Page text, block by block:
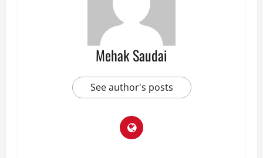
Mehak Saudai
See author's posts